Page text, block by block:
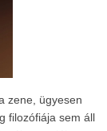
zene, ügyesen
filozófiája sem áll